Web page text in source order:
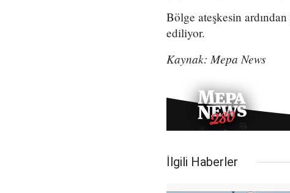
Bölge ateşkesin
ediliyor.
Kaynak: Mepa News
İlgili Haberler